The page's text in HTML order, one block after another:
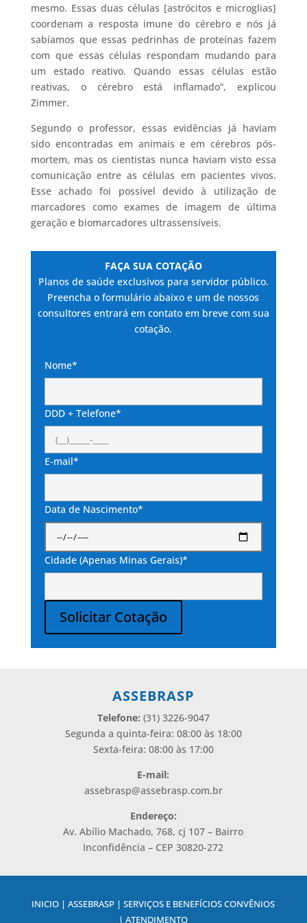
mesmo. Essas duas células [astrócitos e microglias]
coordenam a resposta imune do cérebro e nós já
sabíamos que essas pedrinhas de proteínas fazem
com que essas células respondam mudando para
um estado reativo. Quando essas células estão
reativas, o cérebro está inflamado”, explicou
Zimmer.
Segundo o professor, essas evidências já haviam
sido encontradas em animais e em cérebros pós-
mortem, mas os cientistas nunca haviam visto essa
comunicação entre as células em pacientes vivos.
Esse achado foi possível devido à utilização de
marcadores como exames de imagem de última
geração e biomarcadores ultrassensíveis.
FAÇA SUA COTAÇÃO
Planos de saúde exclusivos para servidor público.
Preencha o formulário abaixo e um de nossos
consultores entrará em contato em breve com sua
cotação.
Nome*
DDD + Telefone*
E-mail*
Data de Nascimento*
Cidade (Apenas Minas Gerais)*
Solicitar Cotação
ASSEBRASP
Telefone: (31) 3226-9047
Segunda a quinta-feira: 08:00 às 18:00
Sexta-feira: 08:00 às 17:00
E-mail:
assebrasp@assebrasp.com.br
Endereço:
Av. Abílio Machado, 768, cj 107 – Bairro
Inconfidência – CEP 30820-272
INICIO | ASSEBRASP | SERVIÇOS E BENEFÍCIOS CONVÊNIOS
| ATENDIMENTO